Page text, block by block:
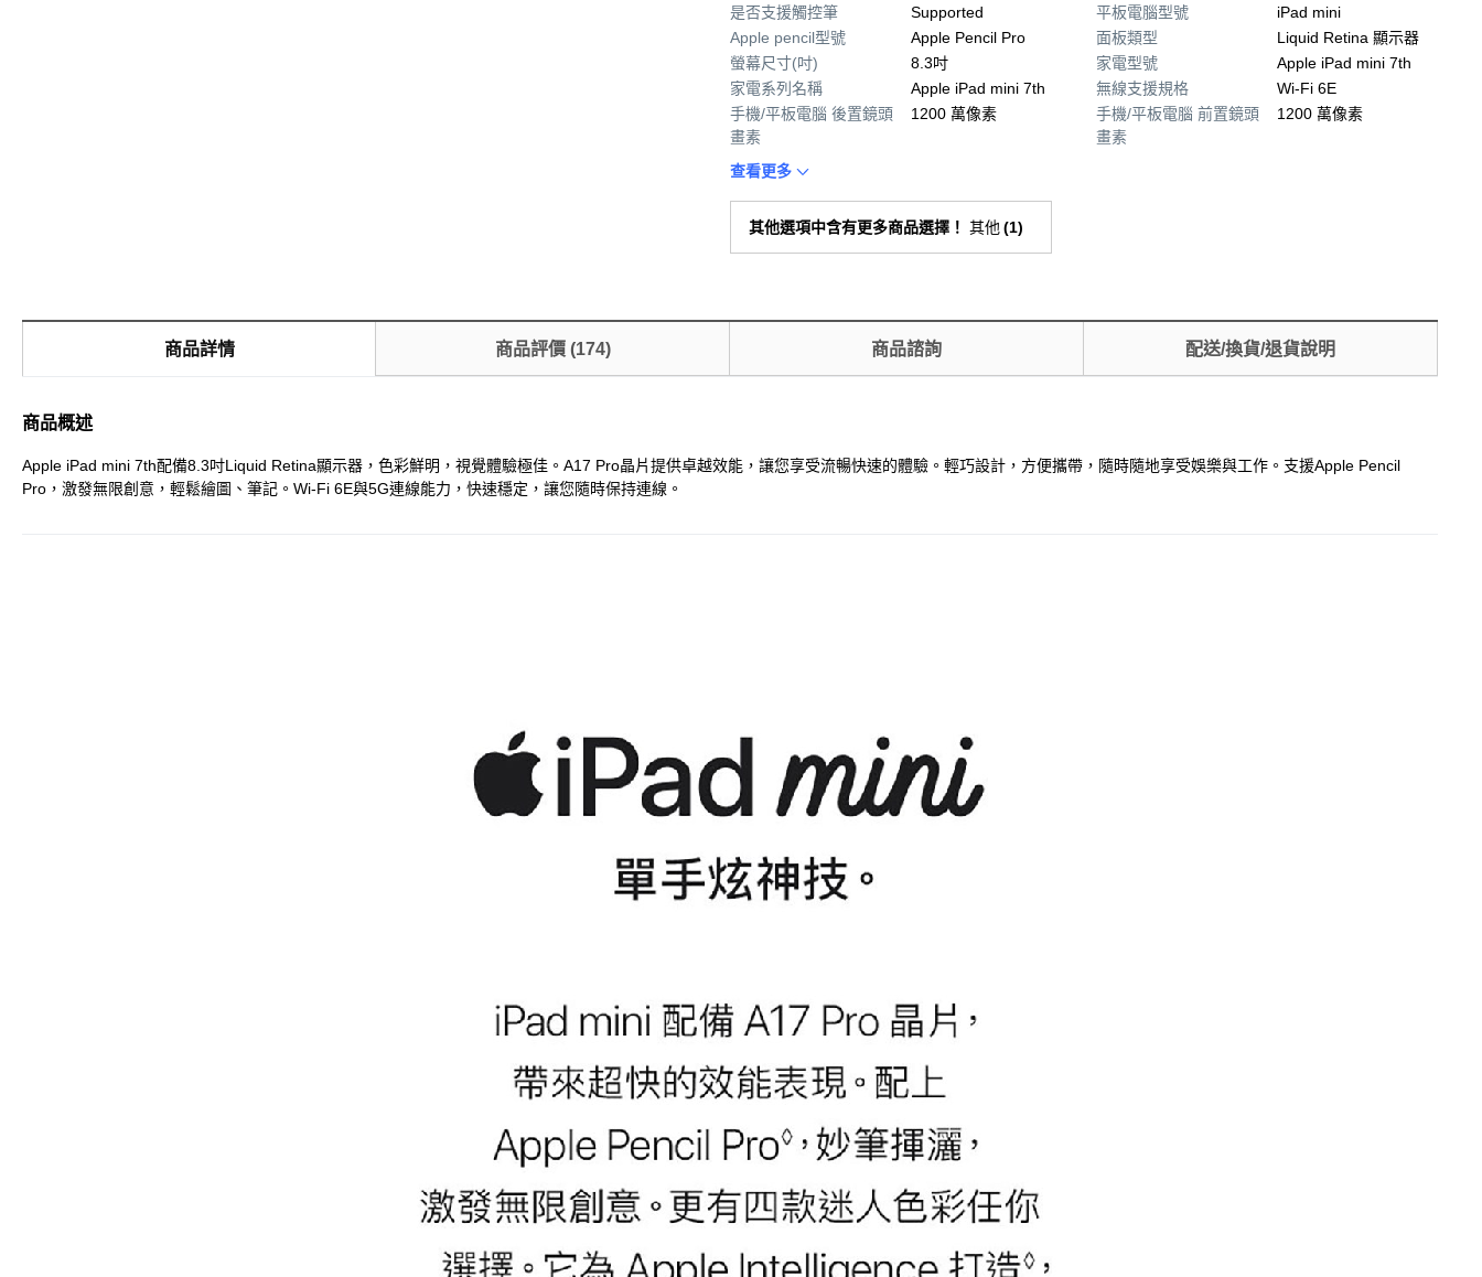
是否支援觸控筆
Supported
Apple pencil型號
Apple Pencil Pro
螢幕尺寸(吋)
8.3吋
家電系列名稱
Apple iPad mini 7th
手機/平板電腦 後置鏡頭
畫素
1200 萬像素
平板電腦型號
iPad mini
面板類型
Liquid Retina 顯示器
家電型號
Apple iPad mini 7th
無線支援規格
Wi-Fi 6E
手機/平板電腦 前置鏡頭
畫素
1200 萬像素
查看更多
其他選項中含有更多商品選擇！ 其他 (1)
商品詳情 商品評價(174) 商品諮詢 配送/換貨/退貨說明
商品概述
Apple iPad mini 7th配備8.3吋Liquid Retina顯示器，色彩鮮明，視覺體驗極佳。A17 Pro晶片提供卓越效能，讓您享受流暢快速的體驗。輕巧設計，方便攜帶，隨時隨地享受娛樂與工作。支援Apple Pencil
Pro，激發無限創意，輕鬆繪圖、筆記。Wi-Fi 6E與5G連線能力，快速穩定，讓您隨時保持連線。